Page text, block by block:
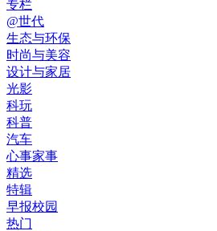
专栏
@世代
生态与环保
时尚与美容
设计与家居
光影
科玩
科普
汽车
心事家事
精选
特辑
早报校园
热门